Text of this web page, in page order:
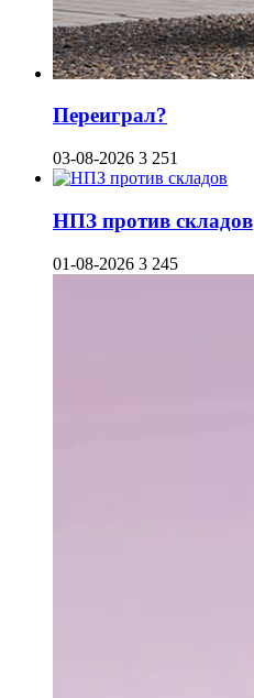
Переиграл?
03-08-2026 3 251
НПЗ против складов
01-08-2026 3 245